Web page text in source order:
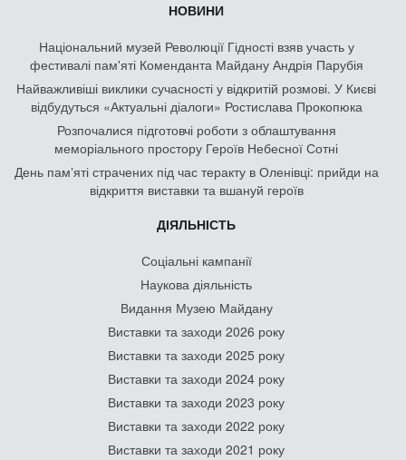
НОВИНИ
Національний музей Революції Гідності взяв участь у
фестивалі пам'яті Коменданта Майдану Андрія Парубія
Найважливіші виклики сучасності у відкритій розмові. У Києві
відбудуться «Актуальні діалоги» Ростислава Прокопюка
Розпочалися підготовчі роботи з облаштування
меморіального простору Героїв Небесної Сотні
День памʼяті страчених під час теракту в Оленівці: прийди на
відкриття виставки та вшануй героїв
ДІЯЛЬНІСТЬ
Соціальні кампанії
Наукова діяльність
Видання Музею Майдану
Виставки та заходи 2026 року
Виставки та заходи 2025 року
Виставки та заходи 2024 року
Виставки та заходи 2023 року
Виставки та заходи 2022 року
Виставки та заходи 2021 року